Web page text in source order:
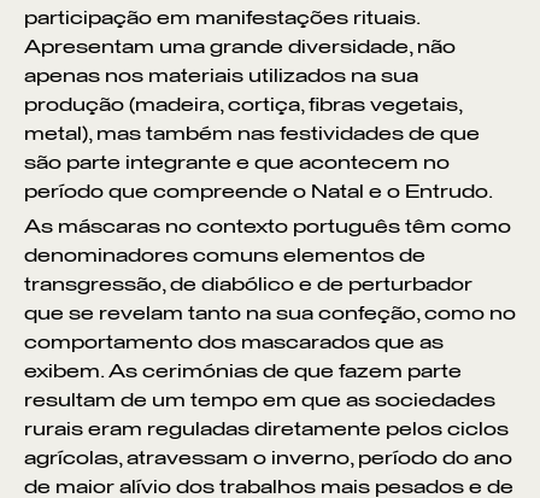
participação em manifestações rituais.
Apresentam uma grande diversidade, não
apenas nos materiais utilizados na sua
produção (madeira, cortiça, fibras vegetais,
metal), mas também nas festividades de que
são parte integrante e que acontecem no
período que compreende o Natal e o Entrudo.
As máscaras no contexto português têm como
denominadores comuns elementos de
transgressão, de diabólico e de perturbador
que se revelam tanto na sua confeção, como no
comportamento dos mascarados que as
exibem. As cerimónias de que fazem parte
resultam de um tempo em que as sociedades
rurais eram reguladas diretamente pelos ciclos
agrícolas, atravessam o inverno, período do ano
de maior alívio dos trabalhos mais pesados e de